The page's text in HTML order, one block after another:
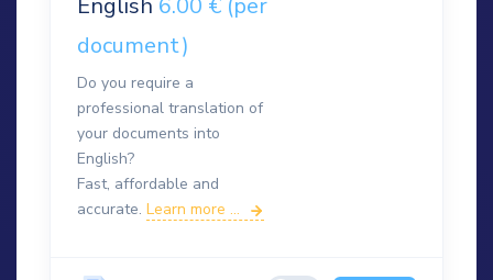
English 6.00 € (per
document)
Do you require a
professional translation of
your documents into
English?
Fast, affordable and
accurate. Learn more ...